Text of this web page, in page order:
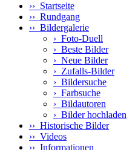
›› Startseite
›› Rundgang
›› Bildergalerie
› Foto-Duell
› Beste Bilder
› Neue Bilder
› Zufalls-Bilder
› Bildersuche
› Farbsuche
› Bildautoren
› Bilder hochladen
›› Historische Bilder
›› Videos
›› Informationen